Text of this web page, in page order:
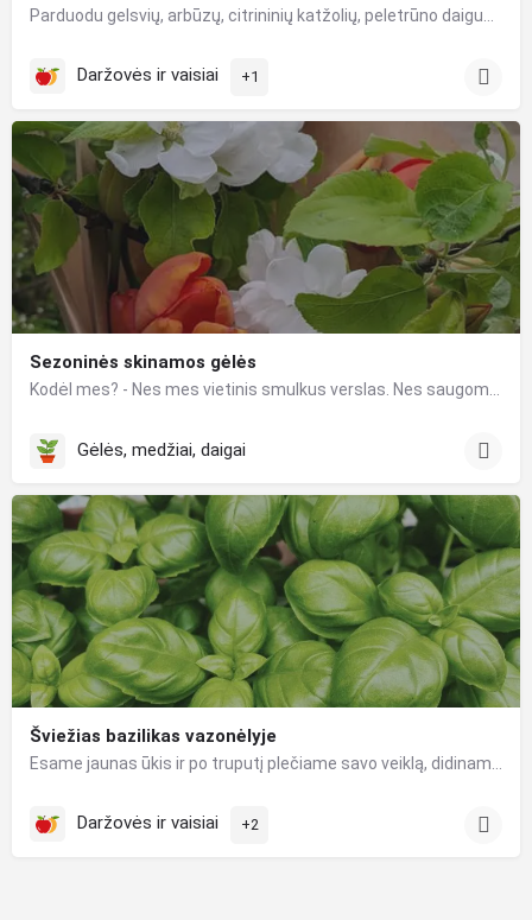
Daržovės ir vaisiai +1
Sezoninės skinamos gėlės
Gėlės, medžiai, daigai
Šviežias bazilikas vazonėlyje
Daržovės ir vaisiai +2